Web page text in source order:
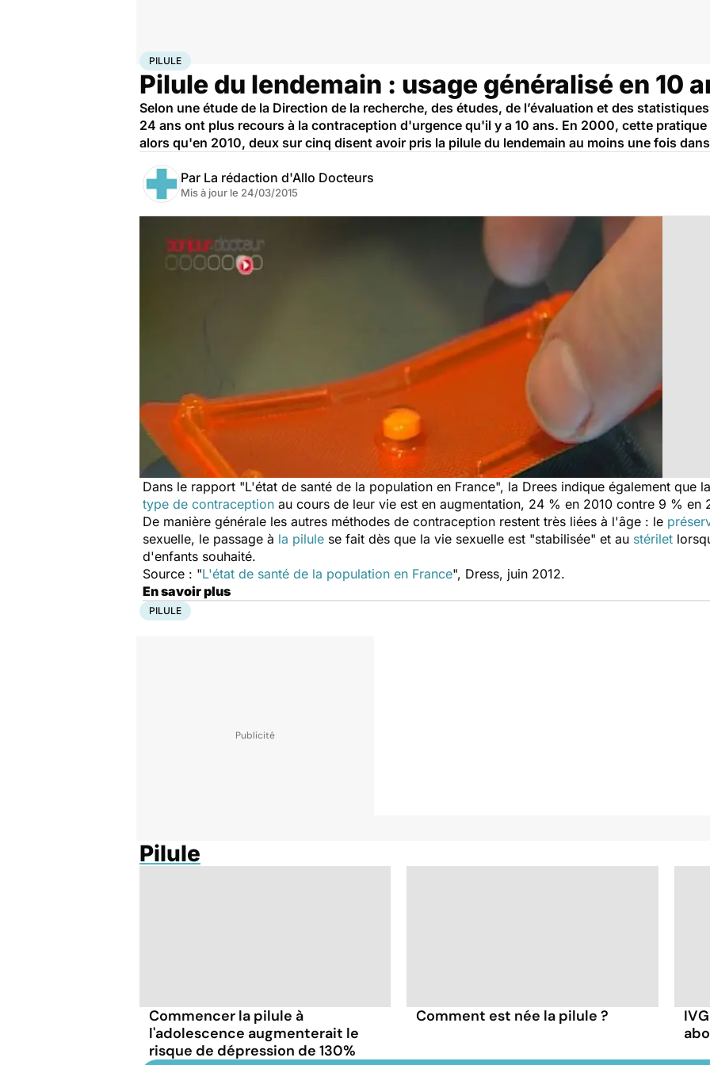
Accueil Santé
PILULE
Pilule du lendemain : usage généralisé en 10
Selon une étude de la Direction de la recherche, des études, de l’évaluation et des
24 ans ont plus recours à la contraception d'urgence qu'il y a 10 ans. En 2000, cette
alors qu'en 2010, deux sur cinq disent avoir pris la pilule du lendemain au moins une fois
Par La rédaction d'Allo Docteurs
Mis à jour le 24/03/2015
Dans le rapport "L'état de santé de la population en France", la Drees indique également que
type de contraception au cours de leur vie est en augmentation, 24 % en 2010 contre 9 % en
De manière générale les autres méthodes de contraception restent très liées à l'âge : le
sexuelle, le passage à la pilule se fait dès que la vie sexuelle est "stabilisée" et au stérilet
d'enfants souhaité.
Source : "L'état de santé de la population en France", Dress, juin 2012.
En savoir plus
PILULE
Pilule
Commencer la pilule à
l'adolescence augmenterait le
risque de dépression de 130%
Comment est née la pilule ?